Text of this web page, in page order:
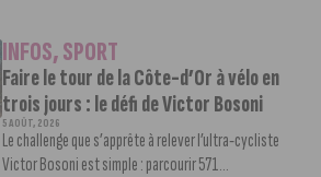
INFOS,SPORT
Faire le tour de la Côte-d’Or à vélo en
trois jours : le défi de Victor Bosoni
5 AOÛT, 2026
Le challenge que s’apprête à relever l’ultra-cycliste
Victor Bosoni est simple : parcourir 571...